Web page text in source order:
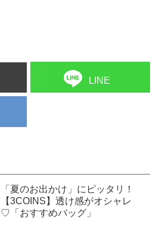
LINE
「夏のお出かけ」にピッタリ！
【3COINS】透け感がオシャレ
♡「おすすめバッグ」